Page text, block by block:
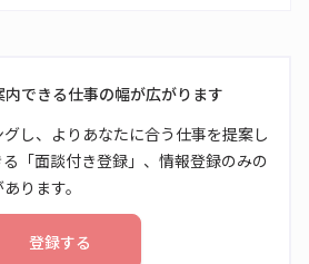
できる仕事の幅が広がります
し、よりあなたに合う仕事を提案し
「面談付き登録」、情報登録のみの
ります。
登録する